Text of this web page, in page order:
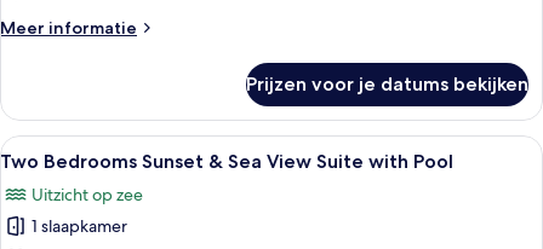
with
Hot
Tub
Meer informatie
Meer
&
Sea
View
with
Pool
Prijzen voor je datums bekijken
Alle
foto's
voor
Two
Een modern buitenzwembad met
15
Two Bedrooms Sunset & Sea View Suite with Pool
Uitzicht op zee
1 slaapkamer